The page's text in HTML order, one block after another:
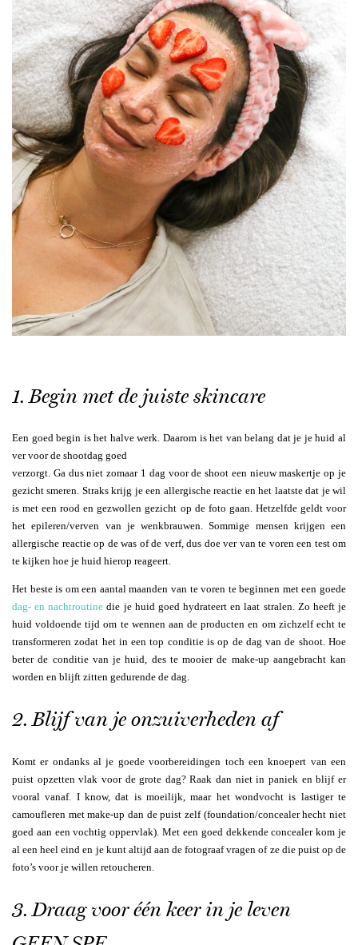
1. Begin met de juiste skincare
Een goed begin is het halve werk. Daarom is het van belang dat je je huid al
ver voor de shootdag goed
verzorgt. Ga dus niet zomaar 1 dag voor de shoot een nieuw maskertje op je
gezicht smeren. Straks krijg je een allergische reactie en het laatste dat je wil
is met een rood en gezwollen gezicht op de foto gaan. Hetzelfde geldt voor
het epileren/verven van je wenkbrauwen. Sommige mensen krijgen een
allergische reactie op de was of de verf, dus doe ver van te voren een test om
te kijken hoe je huid hierop reageert.
Het beste is om een aantal maanden van te voren te beginnen met een goede
dag- en nachtroutine die je huid goed hydrateert en laat stralen. Zo heeft je
huid voldoende tijd om te wennen aan de producten en om zichzelf echt te
transformeren zodat het in een top conditie is op de dag van de shoot. Hoe
beter de conditie van je huid, des te mooier de make-up aangebracht kan
worden en blijft zitten gedurende de dag.
2. Blijf van je onzuiverheden af
Komt er ondanks al je goede voorbereidingen toch een knoepert van een
puist opzetten vlak voor de grote dag? Raak dan niet in paniek en blijf er
vooral vanaf. I know, dat is moeilijk, maar het wondvocht is lastiger te
camoufleren met make-up dan de puist zelf (foundation/concealer hecht niet
goed aan een vochtig oppervlak). Met een goed dekkende concealer kom je
al een heel eind en je kunt altijd aan de fotograaf vragen of ze die puist op de
foto’s voor je willen retoucheren.
3. Draag voor één keer in je leven